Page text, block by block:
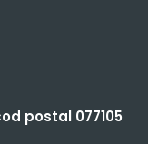
postal 077105